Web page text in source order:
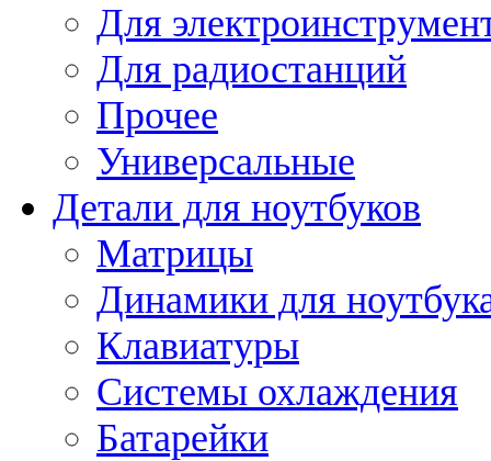
Для
Для радиостанций
Прочее
Универсальные
Детали для ноутбуков
Матрицы
Динамики для
Клавиатуры
Системы охлаждения
Батарейки